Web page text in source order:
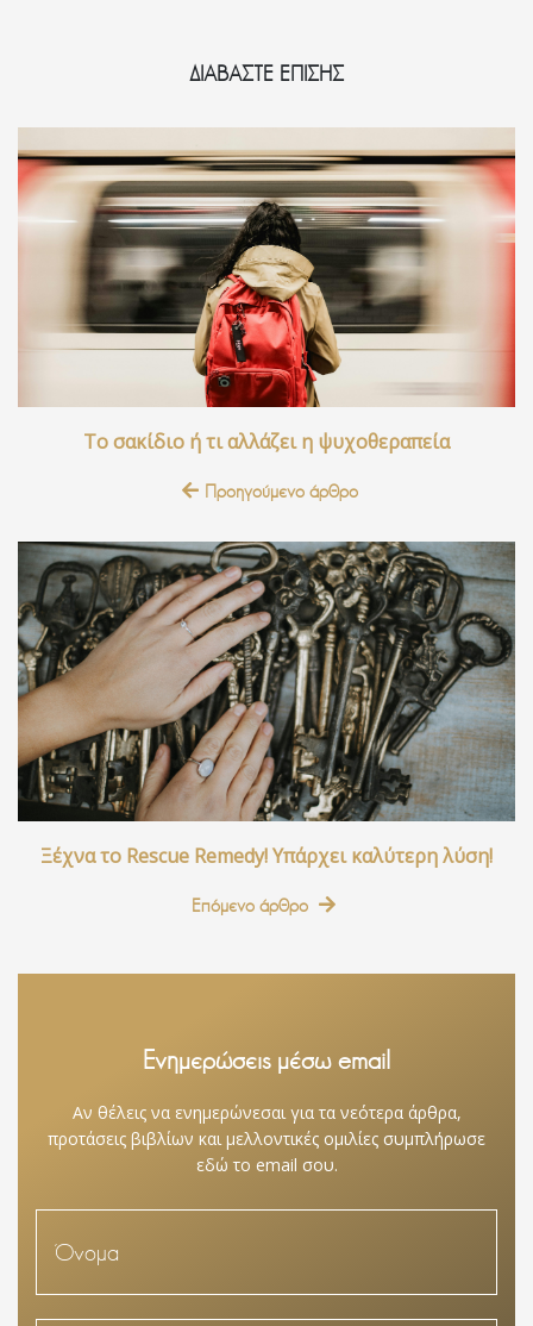
ΔΙΑΒΑΣΤΕ ΕΠΙΣΗΣ
Το σακίδιο ή τι αλλάζει η ψυχοθεραπεία
Προηγούμενο άρθρο
Ξέχνα το Rescue Remedy! Υπάρχει καλύτερη λύση!
Επόμενο άρθρο
Ενημερώσεις μέσω email
Αν θέλεις να ενημερώνεσαι για τα νεότερα άρθρα,
προτάσεις βιβλίων και μελλοντικές ομιλίες συμπλήρωσε
εδώ το email σου.